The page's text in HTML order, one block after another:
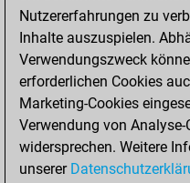
bakunyin1962 1382 1 w
ludwigb 1590 1 b
ludwigb 1603 1 w
evan wang 1092 1 b
snoopy2 1645 1 w
ase 1407 1 w
lazo pop trajkov 1580 1 b
lazo pop trajkov 1595 1 w
Nutzererfahrungen zu
Inhalte auszuspielen.
Verwendungszweck
erforderlichen Cookies
Marketing-Cookies
Verwendung von
widersprechen. Weitere
unserer